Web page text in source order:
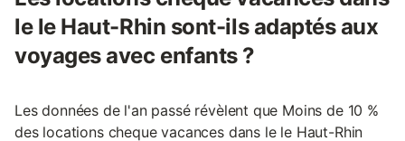
le le Haut-Rhin sont-ils adaptés aux
voyages avec enfants ?
Les données de l'an passé révèlent que Moins de 10 %
des locations cheque vacances dans le le Haut-Rhin